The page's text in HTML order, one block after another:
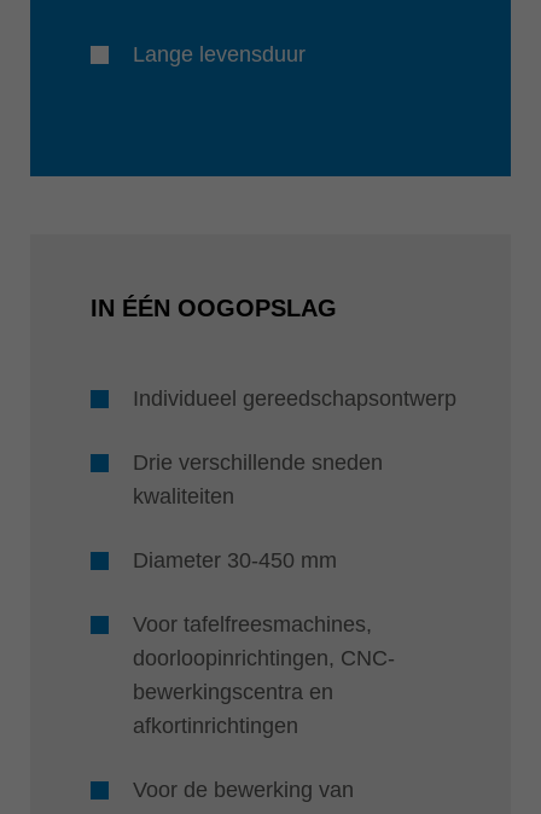
Lange levensduur
IN ÉÉN OOGOPSLAG
Individueel gereedschapsontwerp
Drie verschillende sneden
kwaliteiten
Diameter 30-450 mm
Voor tafelfreesmachines,
doorloopinrichtingen, CNC-
bewerkingscentra en
afkortinrichtingen
Voor de bewerking van